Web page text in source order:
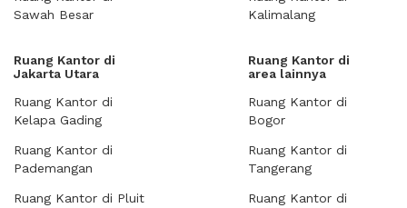
Sawah Besar
Kalimalang
Ruang Kantor di
Jakarta Utara
Ruang Kantor di
Kelapa Gading
Ruang Kantor di
Pademangan
Ruang Kantor di Pluit
Ruang Kantor di
area lainnya
Ruang Kantor di
Bogor
Ruang Kantor di
Tangerang
Ruang Kantor di